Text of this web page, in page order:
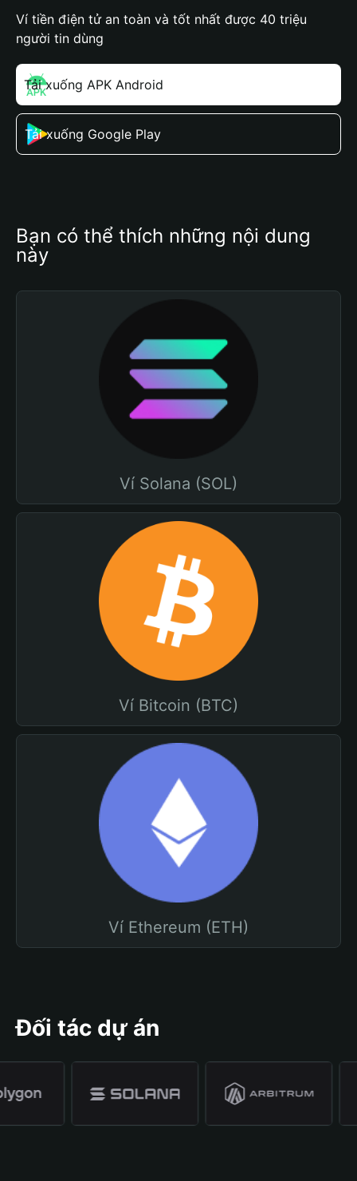
Ví tiền điện tử an toàn và tốt nhất được 40 triệu
người tin dùng
Tải xuống APK Android
Tải xuống Google Play
Bạn có thể thích những nội dung
này
Ví Solana (SOL)
Ví Bitcoin (BTC)
Ví Ethereum (ETH)
Đối tác dự án